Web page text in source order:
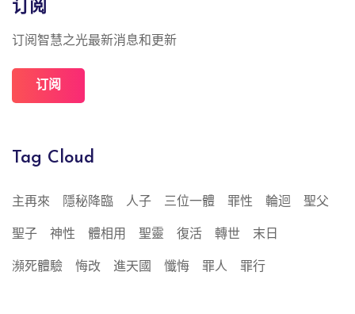
订阅
订阅智慧之光最新消息和更新
订阅
Tag Cloud
主再來 隱秘降臨 人子 三位一體 罪性 輪迴 聖父
聖子 神性 體相用 聖靈 復活 轉世 末日
瀕死體驗 悔改 進天國 懺悔 罪人 罪行